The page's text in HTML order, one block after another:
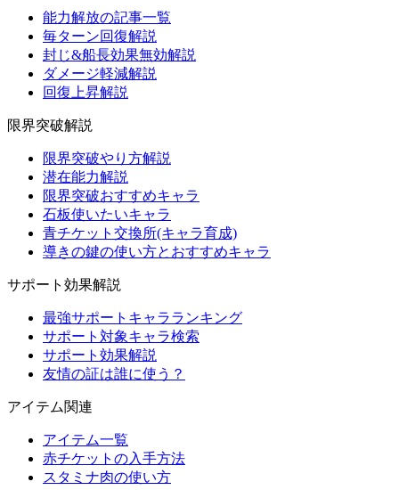
能力解放の記事一覧
毎ターン回復解説
封じ&船長効果無効解説
ダメージ軽減解説
回復上昇解説
限界突破解説
限界突破やり方解説
潜在能力解説
限界突破おすすめキャラ
石板使いたいキャラ
青チケット交換所(キャラ育成)
導きの鍵の使い方とおすすめキャラ
サポート効果解説
最強サポートキャラランキング
サポート対象キャラ検索
サポート効果解説
友情の証は誰に使う？
アイテム関連
アイテム一覧
赤チケットの入手方法
スタミナ肉の使い方